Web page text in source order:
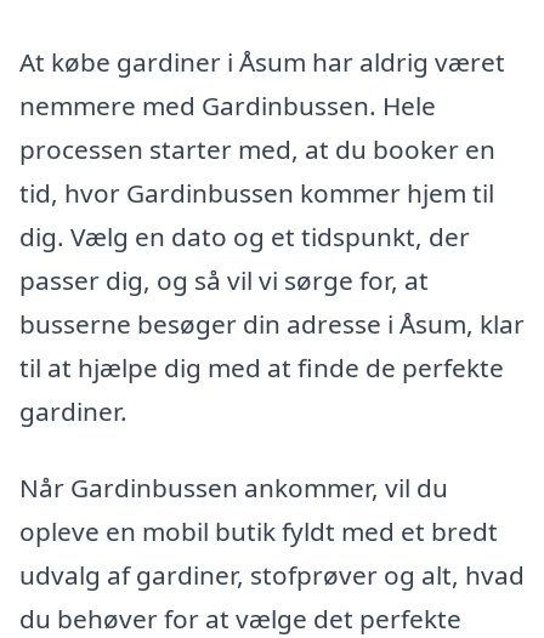
At købe gardiner i Åsum har aldrig været
nemmere med Gardinbussen. Hele
processen starter med, at du booker en
tid, hvor Gardinbussen kommer hjem til
dig. Vælg en dato og et tidspunkt, der
passer dig, og så vil vi sørge for, at
busserne besøger din adresse i Åsum, klar
til at hjælpe dig med at finde de perfekte
gardiner.
Når Gardinbussen ankommer, vil du
opleve en mobil butik fyldt med et bredt
udvalg af gardiner, stofprøver og alt, hvad
du behøver for at vælge det perfekte